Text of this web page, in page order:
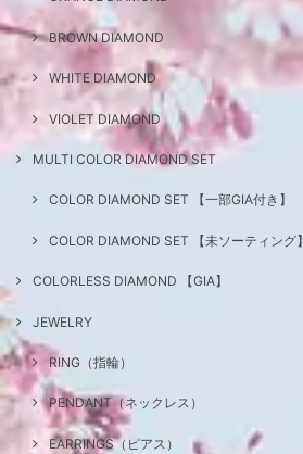
BROWN DIAMOND
WHITE DIAMOND
VIOLET DIAMOND
MULTI COLOR DIAMOND SET
COLOR DIAMOND SET 【一部GIA付き】
COLOR DIAMOND SET 【未ソーティング】
COLORLESS DIAMOND 【GIA】
JEWELRY
RING（指輪）
PENDANT（ネックレス）
EARRINGS（ピアス）